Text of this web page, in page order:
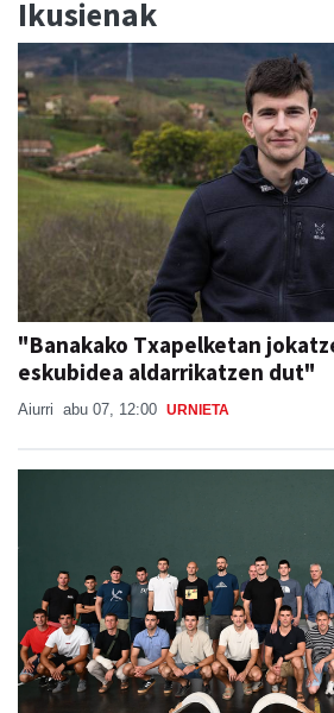
Ikusienak
"Banakako Txapelketan
eskubidea aldarrikatzen dut"
Aiurri abu 07, 12:00 URNIETA